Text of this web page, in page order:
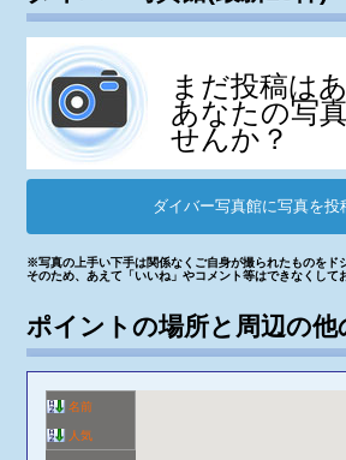
まだ投稿は
あなたの写
せんか？
ダイバー写真館に写真を投
※写真の上手い下手は関係なくご自身が撮られたものをド
そのため、あえて「いいね」やコメント等はできなくして
ポイントの場所と周辺の他
名前
人気